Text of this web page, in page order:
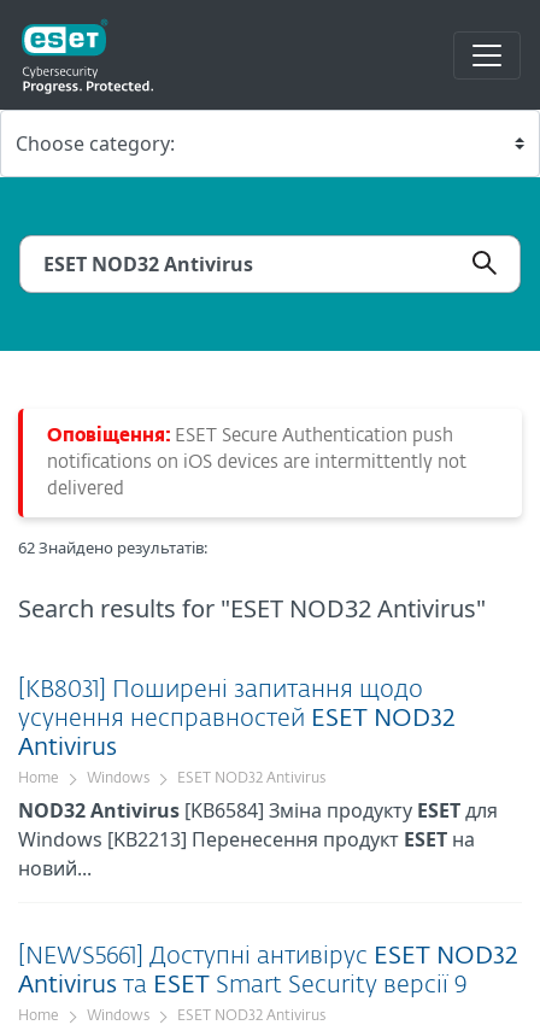
Оповіщення: ESET Secure Authentication push
notifications on iOS devices are intermittently not
delivered
62 Знайдено результатів:
Search results for "ESET NOD32 Antivirus"
[KB8031] Поширені запитання щодо
усунення несправностей ESET NOD32
Antivirus
Home Windows ESET NOD32 Antivirus
NOD32Antivirus [KB6584] Зміна продукту ESETдля
Windows [KB2213] Перенесення продукт ESET на
новий...
[NEWS5661] Доступні антивірус ESET NOD32
Antivirus та ESET Smart Security версії 9
Home Windows ESET NOD32 Antivirus